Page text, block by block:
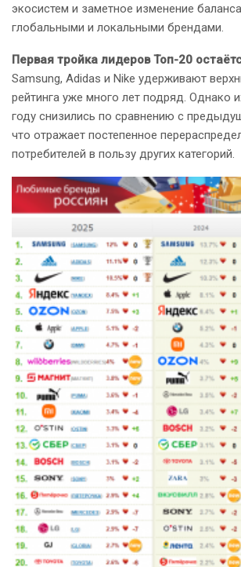
экосистем и заметное изменение
глобальными и локальными брендами.
Первая тройка лидеров Топ-20
Samsung, Adidas и Nike удерживают
рейтинга уже много лет подряд. Однако
году снизились по сравнению с
что отражает постепенное
потребителей в пользу других категорий.